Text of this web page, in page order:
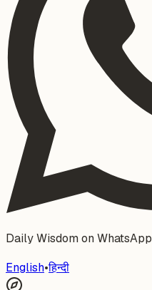
Daily Wisdom on WhatsApp
English•हिन्दी